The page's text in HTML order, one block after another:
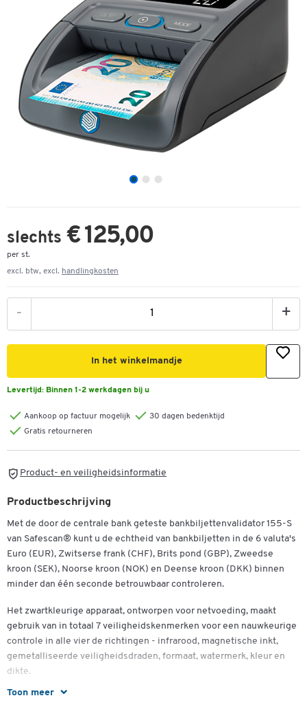
slechts € 125,00
per st.
excl. btw, excl. handlingkosten
- +
In het winkelmandje
Levertijd: Binnen 1-2 werkdagen bij u
Aankoop op factuur mogelijk
30 dagen bedenktijd
Gratis retourneren
Product- en veiligheidsinformatie
Toon meer
Productbeschrijving
Met de door de centrale bank geteste bankbiljettenvalidator 155-S
van Safescan® kunt u de echtheid van bankbiljetten in de 6 valuta's
Euro (EUR), Zwitserse frank (CHF), Brits pond (GBP), Zweedse
kroon (SEK), Noorse kroon (NOK) en Deense kroon (DKK) binnen
minder dan één seconde betrouwbaar controleren.
Het zwartkleurige apparaat, ontworpen voor netvoeding, maakt
gebruik van in totaal 7 veiligheidskenmerken voor een nauwkeurige
controle in alle vier de richtingen - infrarood, magnetische inkt,
gemetalliseerde veiligheidsdraden, formaat, watermerk, kleur en
dikte.
Als de 155-S, die gemakkelijk te bedienen is met de handige